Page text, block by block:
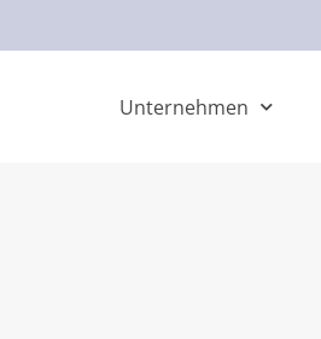
Unternehmen